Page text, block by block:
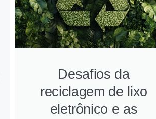
Desafios da
reciclagem de lixo
eletrônico e as